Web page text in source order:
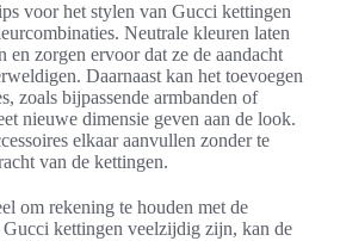
voor het stylen van Gucci kettingen
Neutrale kleuren laten
en zorgen ervoor dat ze de aandacht
Daarnaast kan het toevoegen
zoals bijpassende armbanden of
nieuwe dimensie geven aan de look.
elkaar aanvullen zonder te
van de kettingen.
om rekening te houden met de
kettingen veelzijdig zijn, kan de